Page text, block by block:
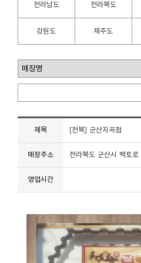
전라남도 전라북도
강원도 제주도
제목 [전북] 군산지곡점
매장주소 전라북도 군산시 백토
영업시간